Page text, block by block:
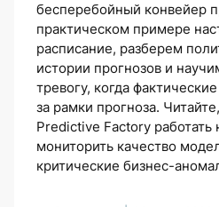
бесперебойный конвейер
практическом примере
расписание, разберем
истории прогнозов и
тревогу, когда
за рамки прогноза.
Predictive Factory работать
мониторить качество
критические бизнес-